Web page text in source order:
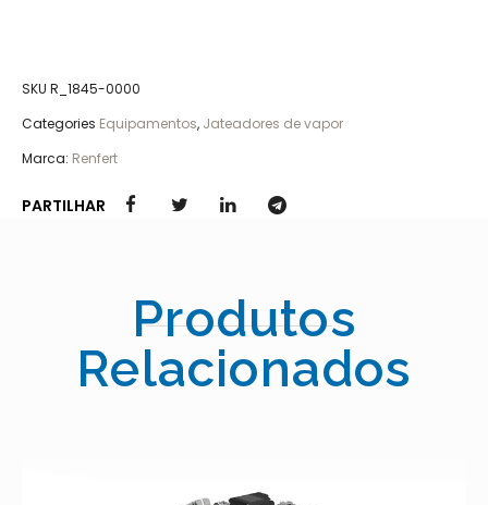
SKU R_1845-0000
Categories Equipamentos, Jateadores de vapor
Marca: Renfert
PARTILHAR
Produtos
Relacionados